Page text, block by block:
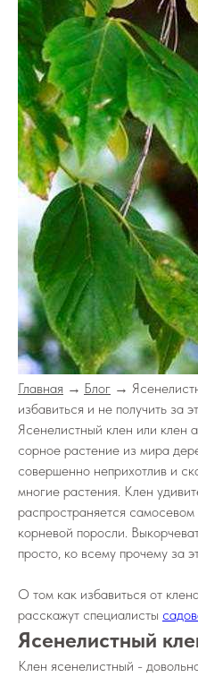
Главная → Блог →
избавиться и не получить за
Ясенелистный клен или клен
сорное растение из мира
совершенно неприхотлив и
многие растения. Клен
распространяется
корневой поросли.
просто, ко всему прочему за
О том как избавиться от
расскажут специалисты
Ясенелистный
Клен ясенелистный -